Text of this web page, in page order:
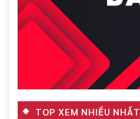
TOP XEM NHIỀU NHẤT